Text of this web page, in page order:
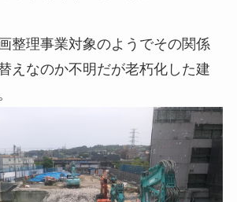
整理事業対象のようでその関係
えなのか不明だが老朽化した建